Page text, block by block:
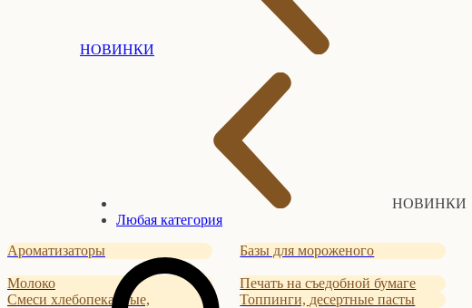
НОВИНКИ
НОВИНКИ
Любая категория
Ароматизаторы Базы для мороженого
Молоко
Печать на съедобной бумаге
Смеси хлебопекарные,
Топпинги, десертные пасты